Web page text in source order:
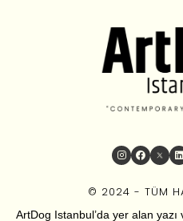
© 2024 - TÜM
ArtDog Istanbul’da yer alan